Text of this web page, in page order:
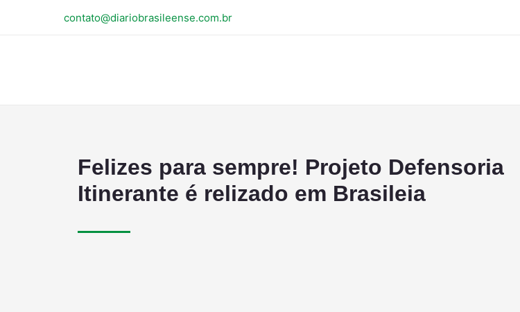
contato@diariobrasileense.com.br
Felizes para sempre! Projeto Defensoria
Itinerante é relizado em Brasileia